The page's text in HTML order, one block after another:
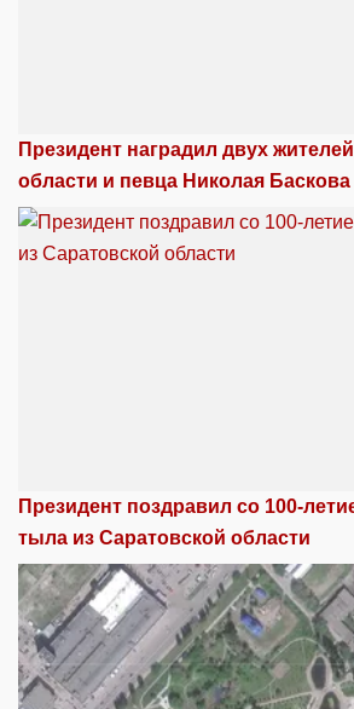
Президент наградил двух
области и певца Николая Баскова
Президент поздравил со 100-
тыла из Саратовской области